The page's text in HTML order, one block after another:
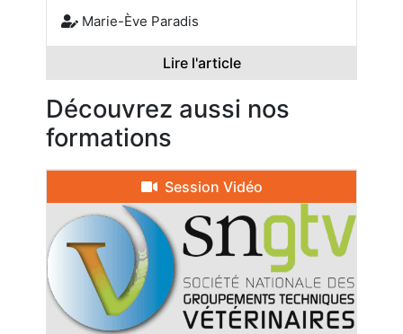
Marie-Ève Paradis
Lire l'article
Découvrez aussi nos
formations
Session Vidéo